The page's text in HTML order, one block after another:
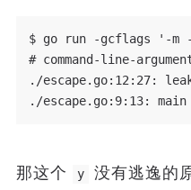
$ go run -gcflags '-m
# command-line-
./escape.go:12:27:
那这个 y 没有逃逸的